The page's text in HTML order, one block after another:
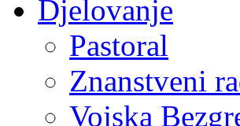
Djelovanje
Pastoral
Znanstveni
Vojska